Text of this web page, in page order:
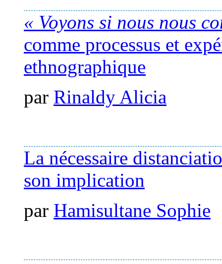
« Voyons si nous nous
comme processus et
ethnographique
par Rinaldy Alicia
La nécessaire
son implication
par Hamisultane Sophie